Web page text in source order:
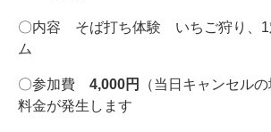
〇内容 そば打ち体験 いちご狩り、1
ム
〇参加費 4,000円
（当日キャンセル
料金が発生します